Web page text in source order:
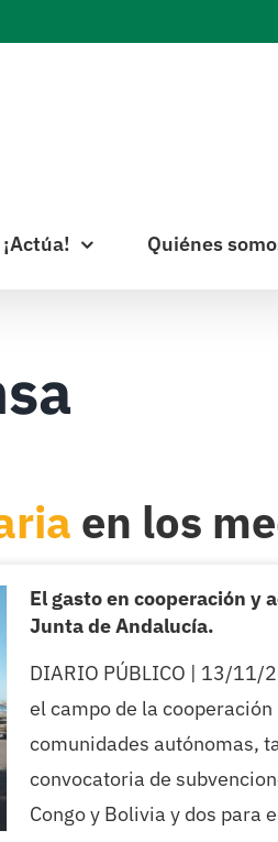
¡Actúa! Quiénes
en los
El gasto en cooperación y
Junta de Andalucía.
DIARIO PÚBLICO | 13/11/
el campo de la
comunidades autónomas,
convocatoria de
Congo y Bolivia y dos para